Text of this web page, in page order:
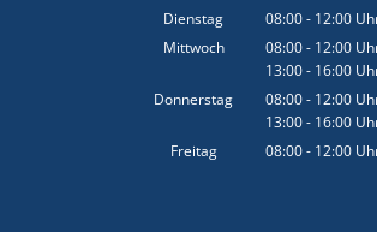
Von
Dienstag 08:00- 12:00
Von
Mittwoch 08:00- 12:00
Von
13:00- 16:00
Von
Donnerstag 08:00- 12:00
Von
13:00- 16:00
Von
Freitag 08:00- 12:00